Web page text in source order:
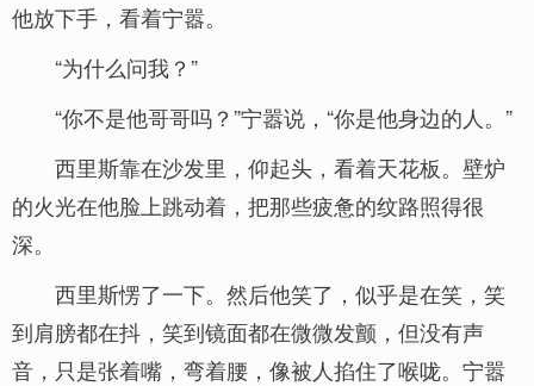
他放下手，看着宁嚣。
“为什么问我？”
“你不是他哥哥吗？”宁嚣说，“你是他身边的人。”
西里斯靠在沙发里，仰起头，看着天花板。壁炉
的火光在他脸上跳动着，把那些疲惫的纹路照得很
深。
西里斯愣了一下。然后他笑了，似乎是在笑，笑
到肩膀都在抖，笑到镜面都在微微发颤，但没有声
音，只是张着嘴，弯着腰，像被人掐住了喉咙。宁嚣